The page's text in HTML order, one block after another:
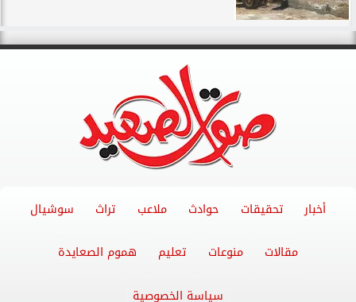
أخبار تحقيقات حوادث ملاعب تراث سوشيال
مقالات منوعات تعليم هموم الصعايدة
سياسة الخصوصية